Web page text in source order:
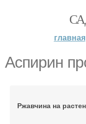
главная
Аспирин
Ржавчина на